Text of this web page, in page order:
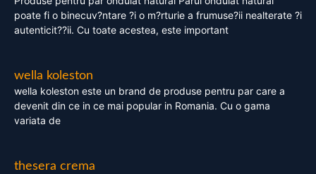
poate fi o binecuv?ntare ?i o m?rturie a frumuse?ii nealterate ?i
autenticit??ii. Cu toate acestea, este important
wella koleston
wella koleston este un brand de produse pentru par care a
devenit din ce in ce mai popular in Romania. Cu o gama
variata de
thesera crema